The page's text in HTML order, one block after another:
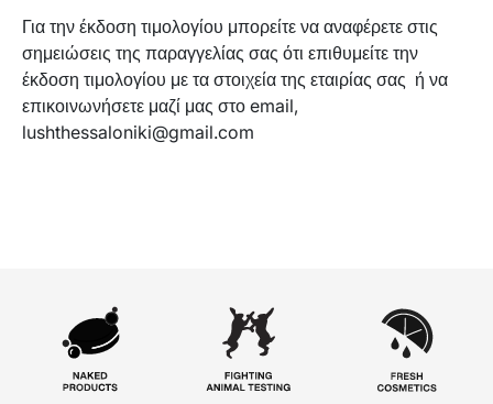
Για την έκδοση τιμολογίου μπορείτε να αναφέρετε στις
σημειώσεις της παραγγελίας σας ότι επιθυμείτε την
έκδοση τιμολογίου με τα στοιχεία της εταιρίας σας ή να
επικοινωνήσετε μαζί μας στο email,
lushthessaloniki@gmail.com